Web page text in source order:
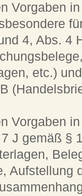
Vorgaben
4, Abs. 4
etc.)
Vorgaben
J gemäß §
Aufstellung